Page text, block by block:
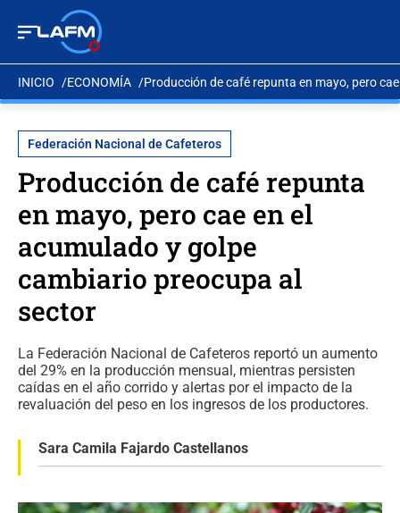
INICIO ECONOMÍA Producción de café repunta en mayo, pero
Federación Nacional de Cafeteros
Producción de café repunta
en mayo, pero cae en el
acumulado y golpe
cambiario preocupa al
sector
La Federación Nacional de Cafeteros reportó un aumento
del 29% en la producción mensual, mientras persisten
caídas en el año corrido y alertas por el impacto de la
revaluación del peso en los ingresos de los productores.
Sara Camila Fajardo Castellanos